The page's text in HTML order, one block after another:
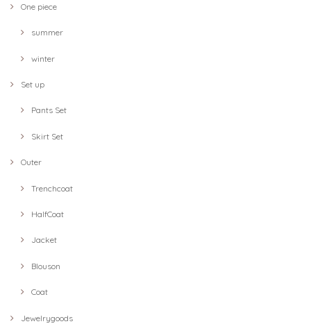
One piece
summer
winter
Set up
Pants Set
Skirt Set
Outer
Trenchcoat
HalfCoat
Jacket
Blouson
Coat
Jewelrygoods